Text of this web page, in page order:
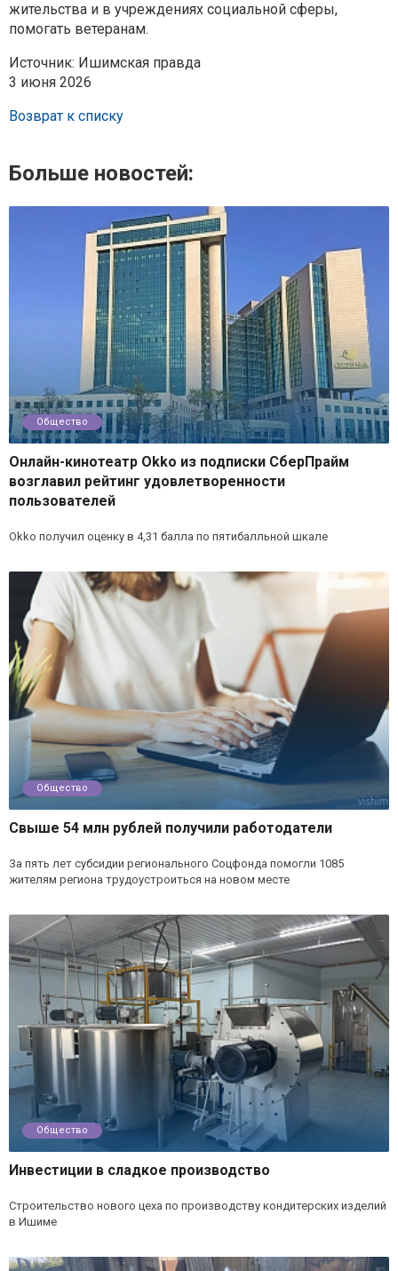
жительства и в учреждениях социальной сферы,
помогать ветеранам.
Источник: Ишимская правда
3 июня 2026
Возврат к списку
Больше новостей:
Общество
Онлайн-кинотеатр Okko из подписки СберПрайм
возглавил рейтинг удовлетворенности
пользователей
Okko получил оценку в 4,31 балла по пятибалльной шкале
Общество
Свыше 54 млн рублей получили работодатели
За пять лет субсидии регионального Соцфонда помогли 1085
жителям региона трудоустроиться на новом месте
Общество
Инвестиции в сладкое производство
Строительство нового цеха по производству кондитерских изделий
в Ишиме